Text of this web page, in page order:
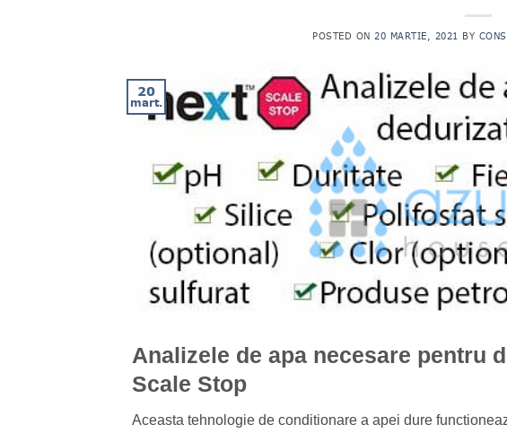
POSTED ON20 MARTIE, 2021 BY
20
mart.
Analizele de apa necesare pentru
Scale Stop
Aceasta tehnologie de conditionare a apei dure